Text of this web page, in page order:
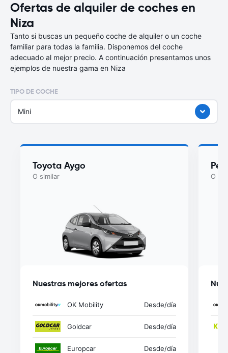
Ofertas de alquiler de coches en
Niza
Tanto si buscas un pequeño coche de alquiler o un coche
familiar para todas la familia. Disponemos del coche
adecuado al mejor precio. A continuación presentamos unos
ejemplos de nuestra gama en Niza
TIPO DE COCHE
Mini
Toyota Aygo
O similar
Nuestras mejores ofertas
OK Mobility Desde/día
Goldcar Desde/día
Europcar Desde/día
O